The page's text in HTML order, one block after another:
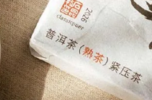
厚重為要旨。不同系列
區。各取其口感、香
普洱團隊採編，轉載請